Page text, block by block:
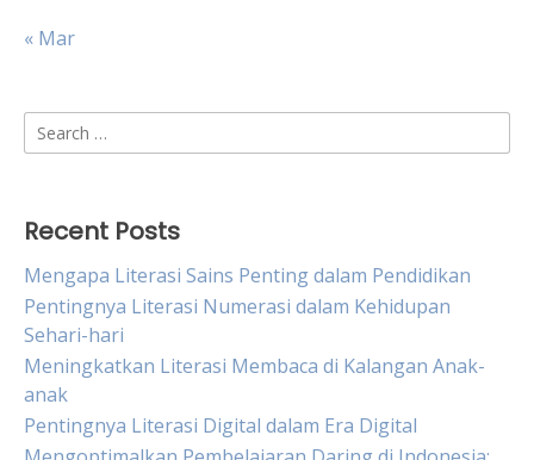
« Mar
Search
for:
Recent Posts
Mengapa Literasi Sains Penting dalam Pendidikan
Pentingnya Literasi Numerasi dalam Kehidupan
Sehari-hari
Meningkatkan Literasi Membaca di Kalangan Anak-
anak
Pentingnya Literasi Digital dalam Era Digital